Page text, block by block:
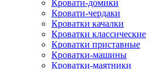
Кровати-домики
Кровати-чердаки
Кроватки качалки
Кроватки классические
Кроватки приставные
Кроватки-машины
Кроватки-маятники